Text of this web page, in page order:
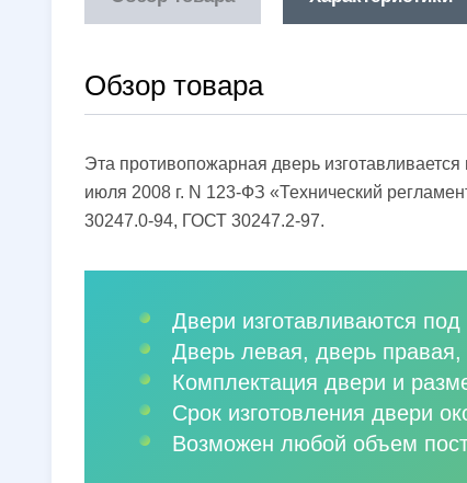
Обзор товара
Эта противопожарная дверь
июля 2008 г. N 123-ФЗ «Технический
30247.0-94, ГОСТ 30247.2-97.
Двери изготавливаются
Дверь левая, дверь
Комплектация двери и
Срок изготовления двери
Возможен любой объем